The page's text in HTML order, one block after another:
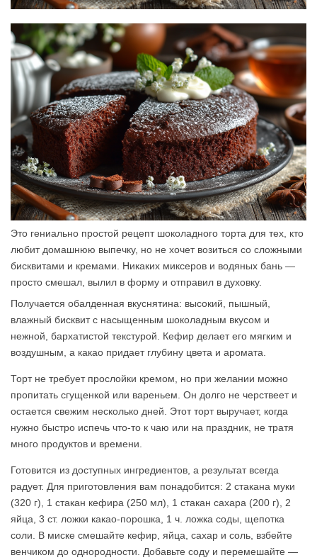
Это гениально простой рецепт шоколадного торта для тех, кто
любит домашнюю выпечку, но не хочет возиться со сложными
бисквитами и кремами. Никаких миксеров и водяных бань —
просто смешал, вылил в форму и отправил в духовку.
Получается обалденная вкуснятина: высокий, пышный,
влажный бисквит с насыщенным шоколадным вкусом и
нежной, бархатистой текстурой. Кефир делает его мягким и
воздушным, а какао придает глубину цвета и аромата.
Торт не требует прослойки кремом, но при желании можно
пропитать сгущенкой или вареньем. Он долго не черствеет и
остается свежим несколько дней. Этот торт выручает, когда
нужно быстро испечь что-то к чаю или на праздник, не тратя
много продуктов и времени.
Готовится из доступных ингредиентов, а результат всегда
радует. Для приготовления вам понадобится: 2 стакана муки
(320 г), 1 стакан кефира (250 мл), 1 стакан сахара (200 г), 2
яйца, 3 ст. ложки какао-порошка, 1 ч. ложка соды, щепотка
соли. В миске смешайте кефир, яйца, сахар и соль, взбейте
венчиком до однородности. Добавьте соду и перемешайте —